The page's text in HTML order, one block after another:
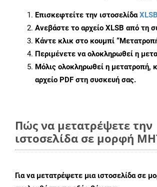
Επισκεφτείτε την ιστοσελίδα
Ανεβάστε το αρχείο XLSB από τη
Κάντε κλικ στο κουμπί
Περιμένετε να ολοκληρωθεί η
Μόλις ολοκληρωθεί η μετατροπή,
αρχείο PDF στη συσκευή σας.
Πώς να μετατρέψετε την
ιστοσελίδα σε μορφή
Για να μετατρέψετε μια ιστοσελίδα σε